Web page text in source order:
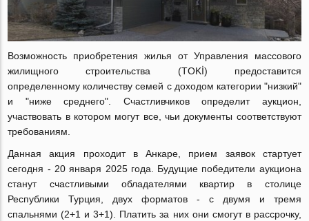
Возможность приобретения жилья от Управления массового
жилищного строительства (TOKİ) предоставится
определенному количеству семей с доходом категории "низкий"
и "ниже среднего". Счастливчиков определит аукцион,
участвовать в котором могут все, чьи документы соответствуют
требованиям.
Данная акция проходит в Анкаре, прием заявок стартует
сегодня - 20 января 2025 года. Будущие победители аукциона
станут счастливыми обладателями квартир в столице
Республики Турция, двух форматов - с двумя и тремя
спальнями (2+1 и 3+1). Платить за них они смогут в рассрочку,